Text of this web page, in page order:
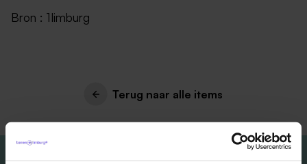
Bron : 1limburg
Terug naar alle items